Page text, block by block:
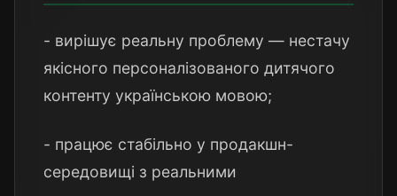
- вирішує реальну проблему — нестачу
якісного персоналізованого дитячого
контенту українською мовою;
- працює стабільно у продакшн-
середовищі з реальними